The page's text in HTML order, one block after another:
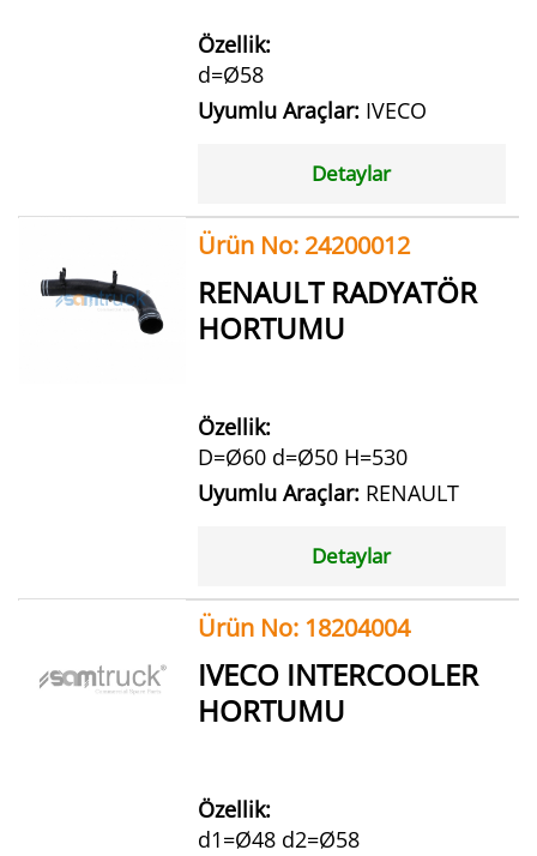
Özellik:
d=Ø58
Uyumlu Araçlar: IVECO
Detaylar
Ürün No: 24200012
RENAULT RADYATÖR
HORTUMU
Özellik:
D=Ø60 d=Ø50 H=530
Uyumlu Araçlar: RENAULT
Detaylar
Ürün No: 18204004
IVECO INTERCOOLER
HORTUMU
Özellik:
d1=Ø48 d2=Ø58